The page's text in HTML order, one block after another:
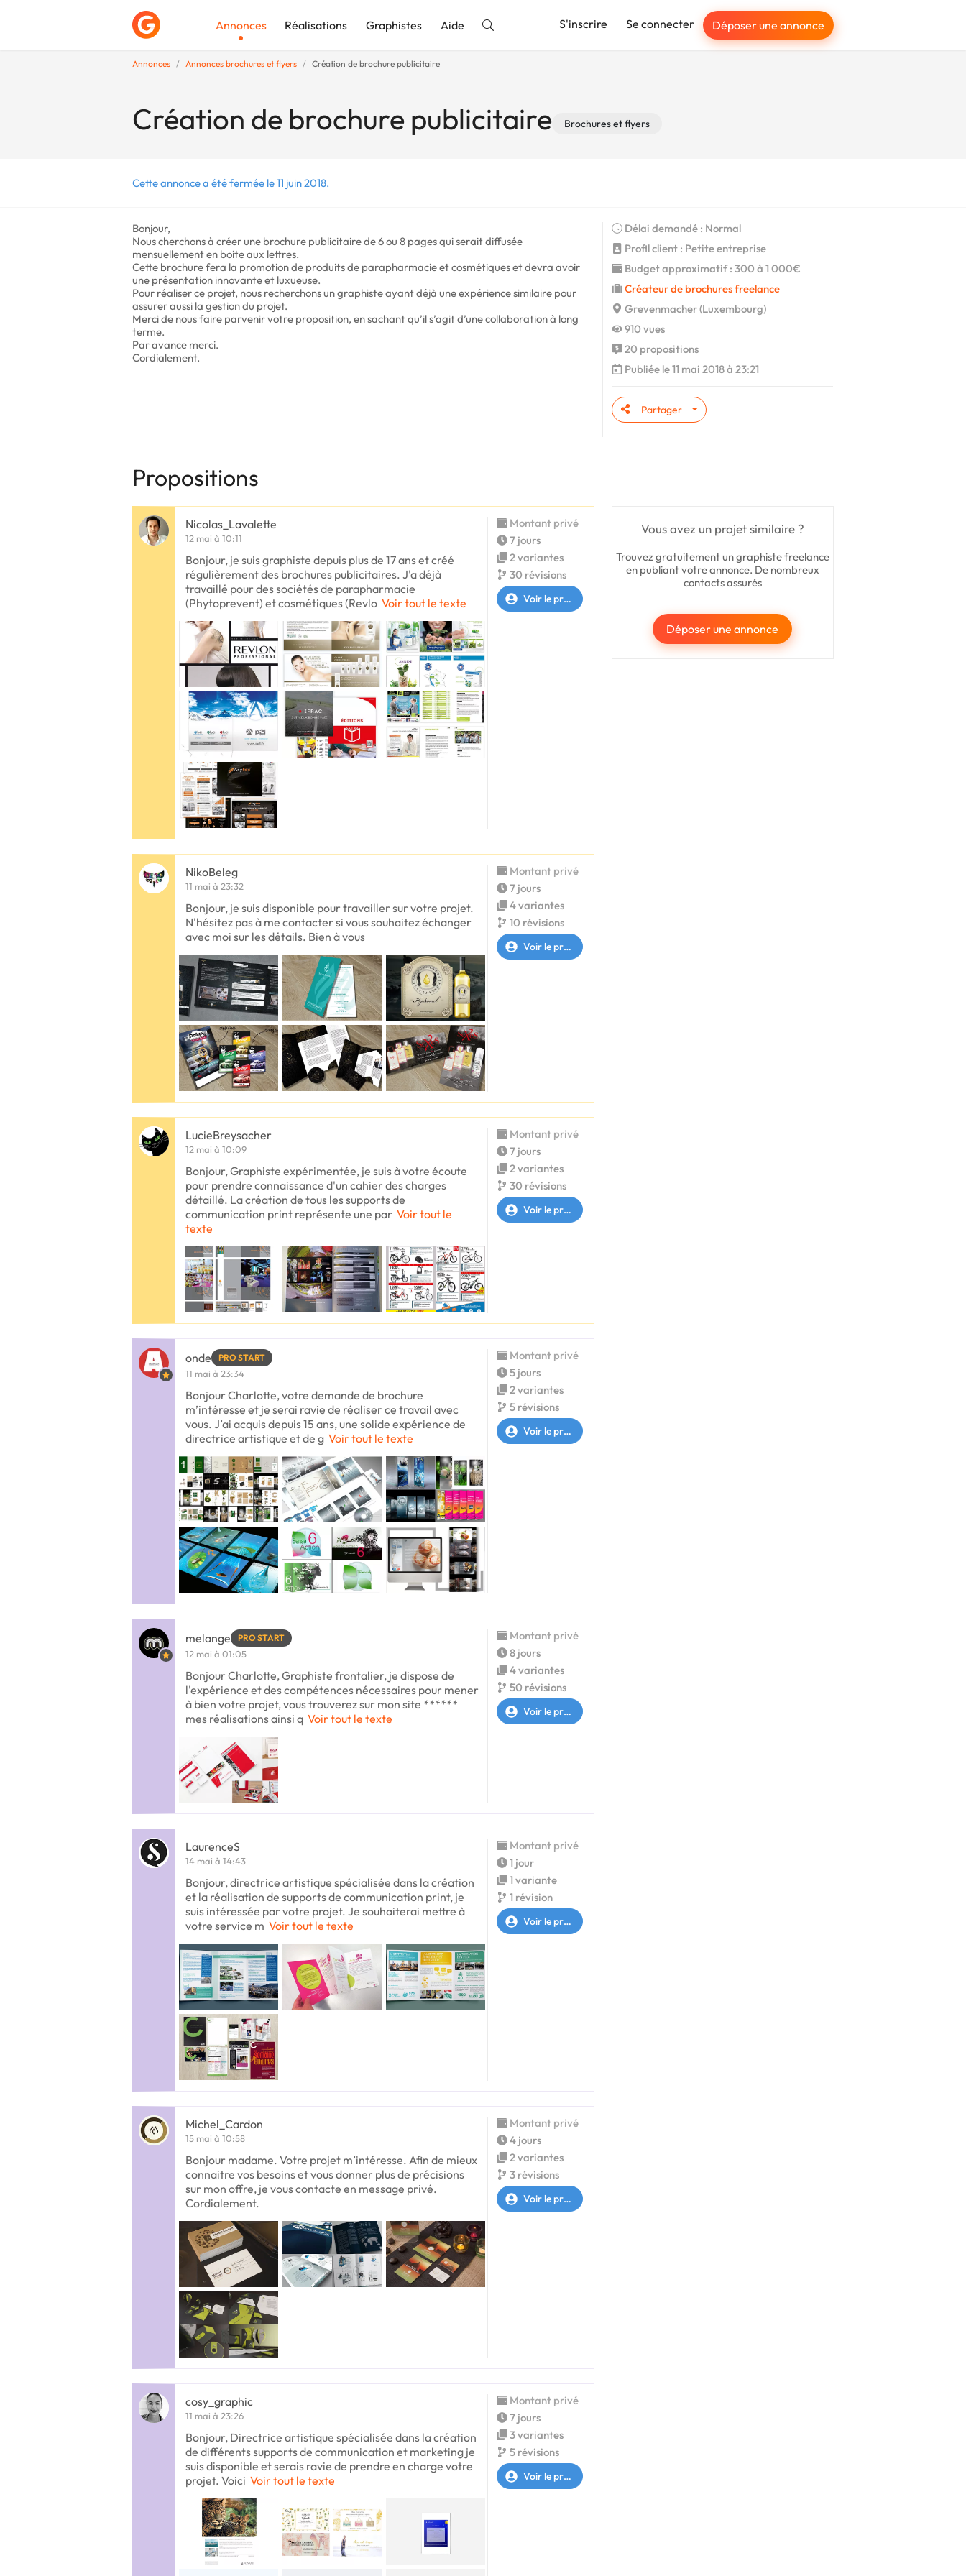
Annonces Réalisations Graphistes Aide S'inscrire Se connecter Déposer une annonce
Annonces Annonces brochures et flyers Création de brochure publicitaire
Création de brochure publicitaire Brochures et flyers
Cette annonce a été fermée le 11 juin 2018.
Bonjour,
Nous cherchons à créer une brochure publicitaire de 6 ou 8 pages qui serait diffusée
mensuellement en boite aux lettres.
Cette brochure fera la promotion de produits de parapharmacie et cosmétiques et devra avoir
une présentation innovante et luxueuse.
Pour réaliser ce projet, nous recherchons un graphiste ayant déjà une expérience similaire pour
assurer aussi la gestion du projet.
Merci de nous faire parvenir votre proposition, en sachant qu’il s’agit d’une collaboration à long
terme.
Par avance merci.
Cordialement.
Délai demandé : Normal
Profil client : Petite entreprise
Budget approximatif : 300 à 1 000€
Créateur de brochures freelance
Grevenmacher (Luxembourg)
910 vues
20 propositions
Publiée le 11 mai 2018 à 23:21
Partager
Propositions
Vous avez un projet similaire ?
Trouvez gratuitement un graphiste freelance
en publiant votre annonce. De nombreux
contacts assurés
Déposer une annonce
Nicolas_Lavalette
12 mai à 10:11
Bonjour, je suis graphiste depuis plus de 17 ans et créé
régulièrement des brochures publicitaires. J'a déjà
travaillé pour des sociétés de parapharmacie
(Phytoprevent) et cosmétiques (Revlo Voir tout le texte
Montant privé
7 jours
2 variantes
30 révisions
Voir le profil
NikoBeleg
11 mai à 23:32
Bonjour, je suis disponible pour travailler sur votre projet.
N'hésitez pas à me contacter si vous souhaitez échanger
avec moi sur les détails. Bien à vous
Montant privé
7 jours
4 variantes
10 révisions
Voir le profil
LucieBreysacher
12 mai à 10:09
Bonjour, Graphiste expérimentée, je suis à votre écoute
pour prendre connaissance d'un cahier des charges
détaillé. La création de tous les supports de
communication print représente une par Voir tout le
texte
Montant privé
7 jours
2 variantes
30 révisions
Voir le profil
onde PRO START
11 mai à 23:34
Bonjour Charlotte, votre demande de brochure
m’intéresse et je serai ravie de réaliser ce travail avec
vous. J’ai acquis depuis 15 ans, une solide expérience de
directrice artistique et de g Voir tout le texte
Montant privé
5 jours
2 variantes
5 révisions
Voir le profil
melange PRO START
12 mai à 01:05
Bonjour Charlotte, Graphiste frontalier, je dispose de
l'expérience et des compétences nécessaires pour mener
à bien votre projet, vous trouverez sur mon site ******
mes réalisations ainsi q Voir tout le texte
Montant privé
8 jours
4 variantes
50 révisions
Voir le profil
LaurenceS
14 mai à 14:43
Bonjour, directrice artistique spécialisée dans la création
et la réalisation de supports de communication print, je
suis intéressée par votre projet. Je souhaiterai mettre à
votre service m Voir tout le texte
Montant privé
1 jour
1 variante
1 révision
Voir le profil
Michel_Cardon
15 mai à 10:58
Bonjour madame. Votre projet m’intéresse. Afin de mieux
connaitre vos besoins et vous donner plus de précisions
sur mon offre, je vous contacte en message privé.
Cordialement.
Montant privé
4 jours
2 variantes
3 révisions
Voir le profil
cosy_graphic
11 mai à 23:26
Bonjour, Directrice artistique spécialisée dans la création
de différents supports de communication et marketing je
suis disponible et serais ravie de prendre en charge votre
projet. Voici Voir tout le texte
Montant privé
7 jours
3 variantes
5 révisions
Voir le profil